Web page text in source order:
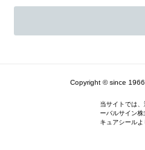
Copyright © since
当サイトでは
ーバルサイン
キュアシール